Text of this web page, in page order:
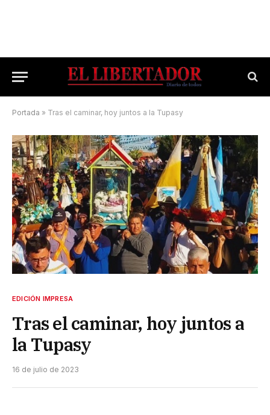
Portada » Tras el caminar, hoy juntos a la Tupasy
EDICIÓN IMPRESA
Tras el caminar, hoy juntos a
la Tupasy
16 de julio de 2023